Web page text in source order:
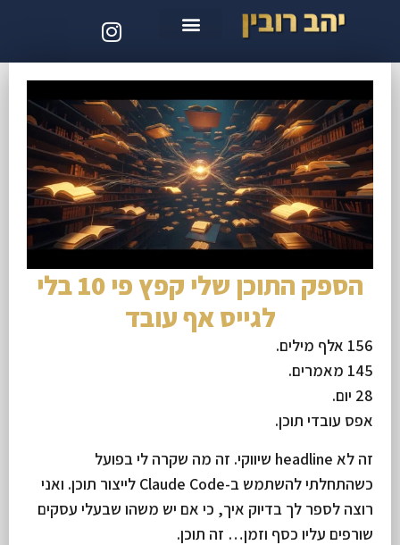
הספק התוכן שלי קפץ פי 10 בלי
לגייס אף עובד
156 אלף מילים.
145 מאמרים.
28 יום.
אפס עובדי תוכן.
זה לא headline שיווקי. זה מה שקרה לי בפועל
כשהתחלתי להשתמש ב-Claude Code לייצור תוכן. ואני
רוצה לספר לך בדיוק איך, כי אם יש משהו שבעלי עסקים
שורפים עליו כסף וזמן… זה תוכן.